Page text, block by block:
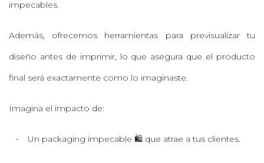
impecables.
Además, ofrecemos herramientas para previsualizar tu
diseño antes de imprimir, lo que asegura que el producto
final será exactamente como lo imaginaste.
Imagina el impacto de:
• Un packaging impecable 🛍️ que atrae a tus clientes.